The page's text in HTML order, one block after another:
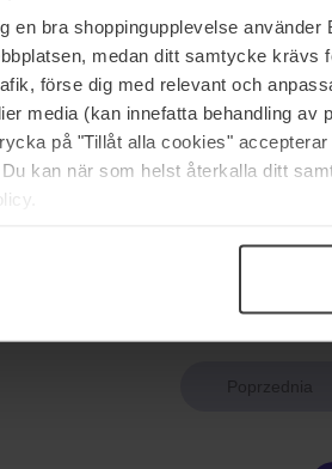
en bra shoppingupplevelse
medan ditt samtycke krävs
förse dig med relevant och
media (kan innefatta behandling
på "Tillåt alla cookies"
kan när som helst återkalla ditt
Hyal Ceutic
40 ml
289 zł